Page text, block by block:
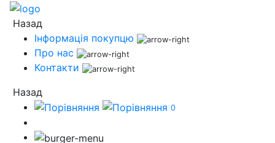
Назад
Інформація покупцю
Про нас
Контакти
Назад
0